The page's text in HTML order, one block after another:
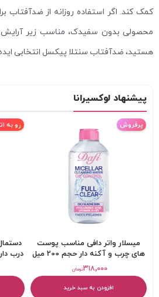
کمک کند. اگر استفاده روزانه از ضدآفتاب
محصولی بدون سفیدک، مناسب زیر
هستید، ضدآفتاب سنتلا پیکسل انتخابی
پیشنهاد لوکسیرانا
پرفروش
میسلار واتر دافی مناسب پوست
های چرب و آکنه دار حجم 200 میل
تومان۳۱۸,۰۰۰
افزودن به سبد خرید
رو به